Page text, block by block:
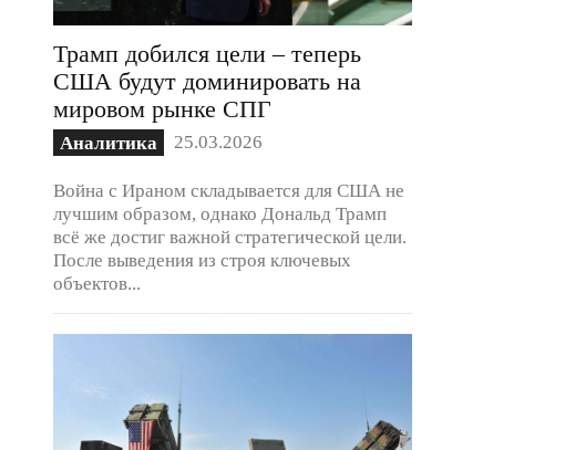
Трамп добился цели – теперь
США будут доминировать на
мировом рынке СПГ
Аналитика 25.03.2026
Война с Ираном складывается для США не
лучшим образом, однако Дональд Трамп
всё же достиг важной стратегической цели.
После выведения из строя ключевых
объектов...